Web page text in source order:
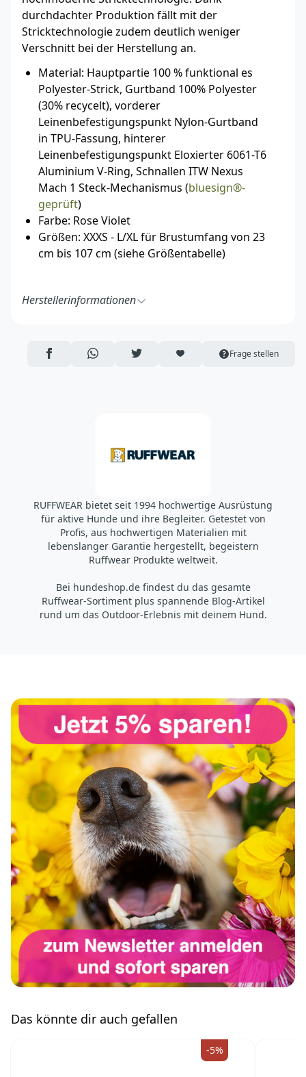
durchdachter Produktion fällt mit der
Stricktechnologie zudem deutlich weniger
Verschnitt bei der Herstellung an.
Material: Hauptpartie 100 % funktional es
Polyester-Strick, Gurtband 100% Polyester
(30% recycelt), vorderer
Leinenbefestigungspunkt Nylon-Gurtband
in TPU-Fassung, hinterer
Leinenbefestigungspunkt Eloxierter 6061-T6
Aluminium V-Ring, Schnallen ITW Nexus
Mach 1 Steck-Mechanismus (bluesign®-
geprüft)
Farbe: Rose Violet
Größen: XXXS - L/XL für Brustumfang von 23
cm bis 107 cm (siehe Größentabelle)
Herstellerinformationen
Bend, OR 97703
https://www.accapigroup.com/de
info@accapigroup.com
AUF FACEBOOK TEILEN
ÜBER WHATSAPP TEILEN
AUF TWITTER TEILENARTIKEL AUF DIE MERKLISTE
Frage stellen
RUFFWEAR bietet seit 1994 hochwertige Ausrüstung
für aktive Hunde und ihre Begleiter. Getestet von
Profis, aus hochwertigen Materialien mit
lebenslanger Garantie hergestellt, begeistern
Ruffwear Produkte weltweit.
Bei hundeshop.de findest du das gesamte
Ruffwear-Sortiment plus spannende Blog-Artikel
rund um das Outdoor-Erlebnis mit deinem Hund.
Das könnte dir auch gefallen
-5%